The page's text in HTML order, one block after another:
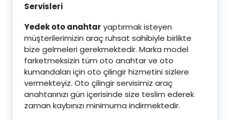
Servisleri
Yedek oto anahtar yaptırmak isteyen
müşterilerimizin araç ruhsat sahibiyle birlikte
bize gelmeleri gerekmektedir. Marka model
farketmeksizin tüm oto anahtar ve oto
kumandaları için oto çilingir hizmetini sizlere
vermekteyiz. Oto çilingir servisimiz araç
anahtarınızı gün içerisinde size teslim ederek
zaman kaybınızı minimuma indirmektedir.